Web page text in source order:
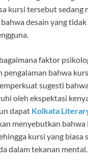
kursi tersebut
desain yang
faktor
bahwa
sugesti
oleh ekspektasi
dapat Kolkata
menyebutkan
kursi yang
dalam tekanan mental.